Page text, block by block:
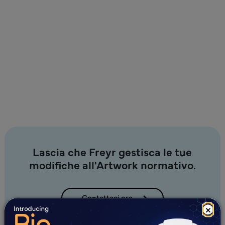
×
Lascia che Freyr gestisca le tue
modifiche all'Artwork normativo.
Contattaci ora